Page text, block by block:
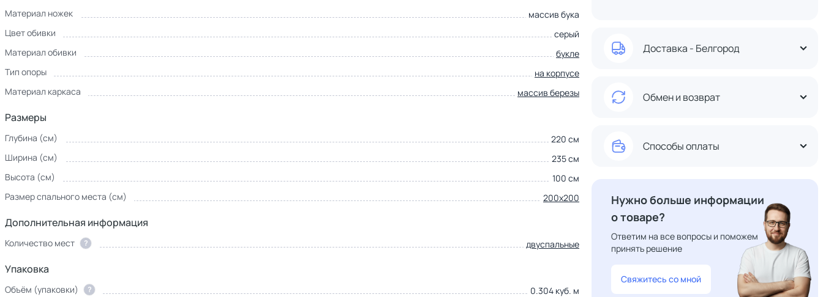
Материал ножек
массив бука
Цвет обивки
серый
Материал обивки
букле
Тип опоры
на корпусе
Материал каркаса
массив березы
Размеры
Глубина (см)
220 см
Ширина (см)
235 см
Высота (см)
100 см
Размер спального места (см)
200x200
Дополнительная информация
Количество мест ? двуспальные
Упаковка
Объём (упаковки) ?
0.304 куб. м
Доставка - Белгород
Обмен и возврат
Способы оплаты
Нужно больше информации
о товаре?
Ответим на все вопросы и поможем
принять решение
Свяжитесь со мной